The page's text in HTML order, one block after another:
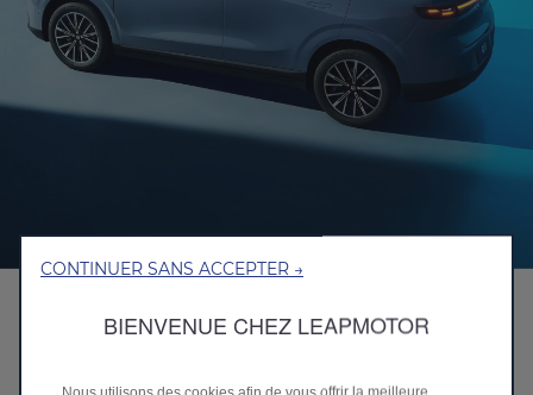
CONTINUER SANS ACCEPTER →
BIENVENUE CHEZ LEAPMOTOR